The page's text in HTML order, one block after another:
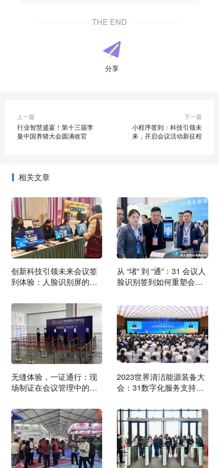
THE END
分享
上一篇
行业智慧盛宴！第十三届李
曼中国养猪大会圆满收官
下一篇
小程序签到：科技引领未
来，开启会议活动新征程
相关文章
创新科技引领未来会议签
到体验：人脸识别屏的无
从 “堵” 到 “通”：31 会议人
脸识别签到如何重塑会展
无缝体验，一证通行：现
场制证在会议管理中的创
2023世界清洁能源装备大
会：31数字化服务支持：